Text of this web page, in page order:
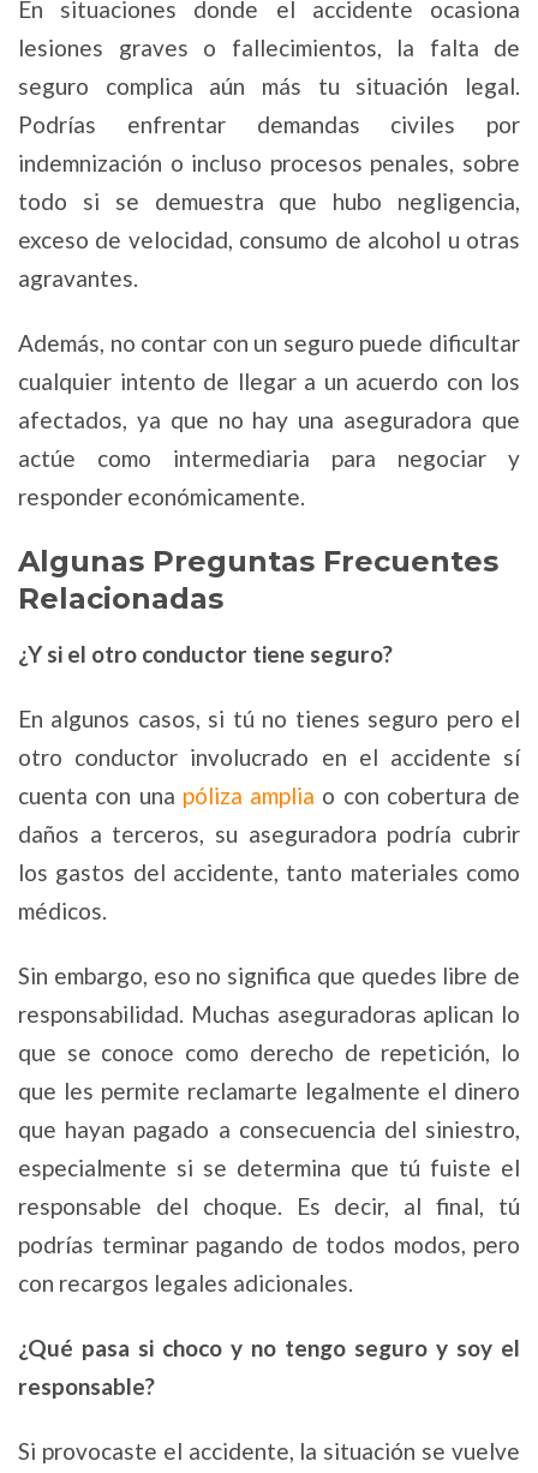
En situaciones donde el accidente ocasiona
lesiones graves o fallecimientos, la falta de
seguro complica aún más tu situación legal.
Podrías enfrentar demandas civiles por
indemnización o incluso procesos penales, sobre
todo si se demuestra que hubo negligencia,
exceso de velocidad, consumo de alcohol u otras
agravantes.
Además, no contar con un seguro puede dificultar
cualquier intento de llegar a un acuerdo con los
afectados, ya que no hay una aseguradora que
actúe como intermediaria para negociar y
responder económicamente.
Algunas Preguntas Frecuentes
Relacionadas
¿Y si el otro conductor tiene seguro?
En algunos casos, si tú no tienes seguro pero el
otro conductor involucrado en el accidente sí
cuenta con una póliza amplia o con cobertura de
daños a terceros, su aseguradora podría cubrir
los gastos del accidente, tanto materiales como
médicos.
Sin embargo, eso no significa que quedes libre de
responsabilidad. Muchas aseguradoras aplican lo
que se conoce como derecho de repetición, lo
que les permite reclamarte legalmente el dinero
que hayan pagado a consecuencia del siniestro,
especialmente si se determina que tú fuiste el
responsable del choque. Es decir, al final, tú
podrías terminar pagando de todos modos, pero
con recargos legales adicionales.
¿Qué pasa si choco y no tengo seguro y soy el
responsable?
Si provocaste el accidente, la situación se vuelve